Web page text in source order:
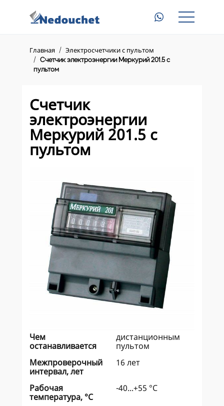
Главная
Электросчетчики с пультом
Доставка
Контакты
Главная Электросчетчики с пультом
Счетчик электроэнергии Меркурий 201.5 с
пультом
Счетчик
электроэнергии
Меркурий 201.5 с
пультом
Чем
останавливается
дистанционным
пультом
Межпроверочный
интервал, лет
16 лет
Рабочая
температура, °C
-40...+55 °C